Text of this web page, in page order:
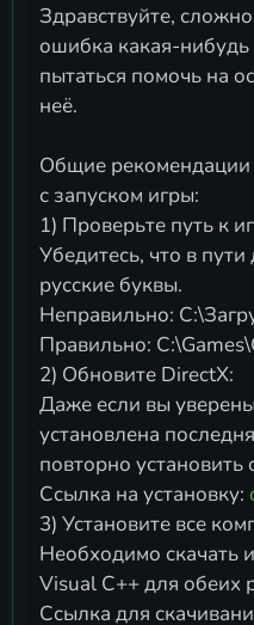
Здравствуйте,
ошибка какая-
пытаться помочь на
неё.
Общие
с запуском игры:
1) Проверьте путь к
Убедитесь, что в
русские буквы.
Неправильно:
Правильно:
2) Обновите DirectX:
Даже если вы
установлена
повторно установить
Ссылка на установку:
3) Установите все
Необходимо скачать
Visual C++ для обеих
Ссылка для